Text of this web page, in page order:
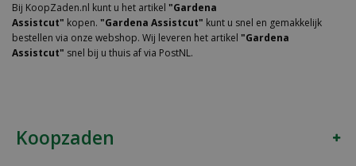
Bij KoopZaden.nl kunt u het artikel "Gardena
Assistcut" kopen. "Gardena Assistcut" kunt u snel en gemakkelijk
bestellen via onze webshop. Wij leveren het artikel "Gardena
Assistcut" snel bij u thuis af via PostNL.
Koopzaden